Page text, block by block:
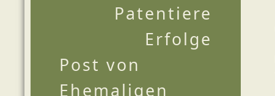
Patentiere
Erfolge
Post von
Ehemaligen